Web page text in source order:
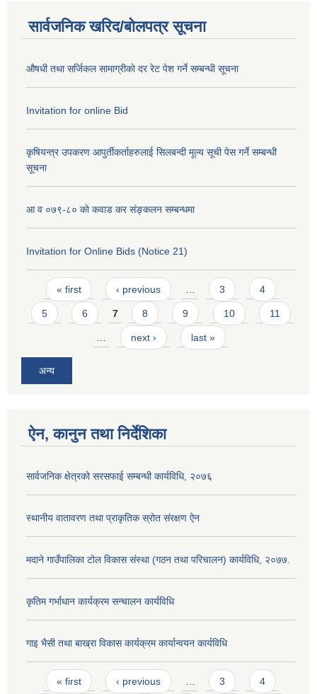
सार्वजनिक खरिद/बोलपत्र सूचना
औषधी तथा सर्जिकल सामाग्रीकाे दर रेट पेश गर्ने सम्बन्धी सूचना
Invitation for online Bid
कृषियन्त्र उपकरण आपुर्तीकर्ताहरुलाई सिलबन्दी मूल्य सूची पेस गर्ने सम्बन्धी
सूचना
आ व ०७९-८० काे कवाड कर संङ्कलन सम्बन्धमा
Invitation for Online Bids (Notice 21)
Pages
« first ‹ previous … 3 4
5 6 7 8 9 10 11
… next › last »
अन्य
ऐन, कानुन तथा निर्देशिका
सार्वजनिक क्षेत्रको सरसफाई सम्बन्धी कार्यविधि, २०७६
स्थानीय वातावरण तथा प्राकृतिक स्रोत संरक्षण ऐन
मदाने गाउँपालिका टोल विकास संस्था (गठन तथा परिचालन) कार्यविधि, २०७७.
कृतिम गर्भाधान कार्यक्रम सन्चालन कार्यविधि
गाइ भैसी तथा बाख्रा विकास कार्यक्रम कार्यान्वयन कार्यविधि
Pages
« first ‹ previous … 3 4